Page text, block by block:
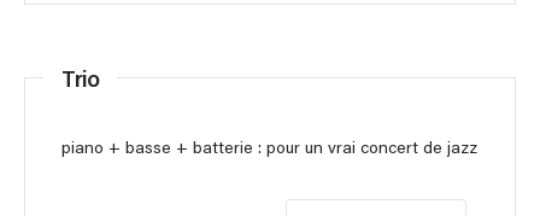
Trio
piano + basse + batterie : pour un vrai concert de jazz